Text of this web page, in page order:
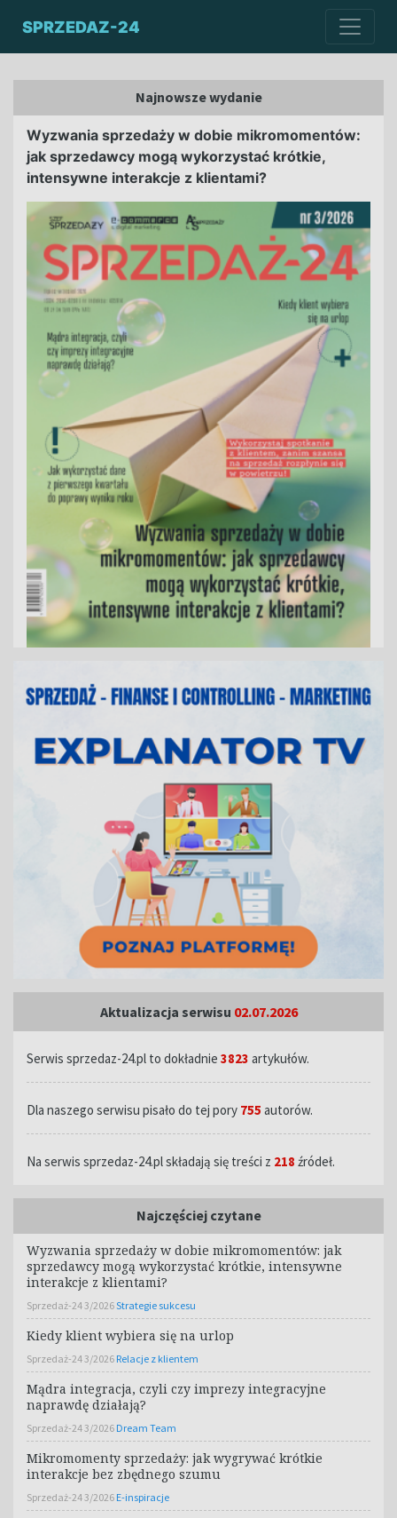
SPRZEDAZ-24
Najnowsze wydanie
Wyzwania sprzedaży w dobie mikromomentów:
jak sprzedawcy mogą wykorzystać krótkie,
intensywne interakcje z klientami?
Aktualizacja serwisu 02.07.2026
Serwis sprzedaz-24.pl to dokładnie 3823 artykułów.
Dla naszego serwisu pisało do tej pory 755 autorów.
Na serwis sprzedaz-24.pl składają się treści z 218 źródeł.
Najczęściej czytane
Wyzwania sprzedaży w dobie mikromomentów: jak
sprzedawcy mogą wykorzystać krótkie, intensywne
interakcje z klientami?
Sprzedaż-24 3/2026Strategie sukcesu
Kiedy klient wybiera się na urlop
Sprzedaż-24 3/2026 Relacje z klientem
Mądra integracja, czyli czy imprezy integracyjne
naprawdę działają?
Sprzedaż-24 3/2026 Dream Team
Mikromomenty sprzedaży: jak wygrywać krótkie
interakcje bez zbędnego szumu
Sprzedaż-24 3/2026 E-inspiracje